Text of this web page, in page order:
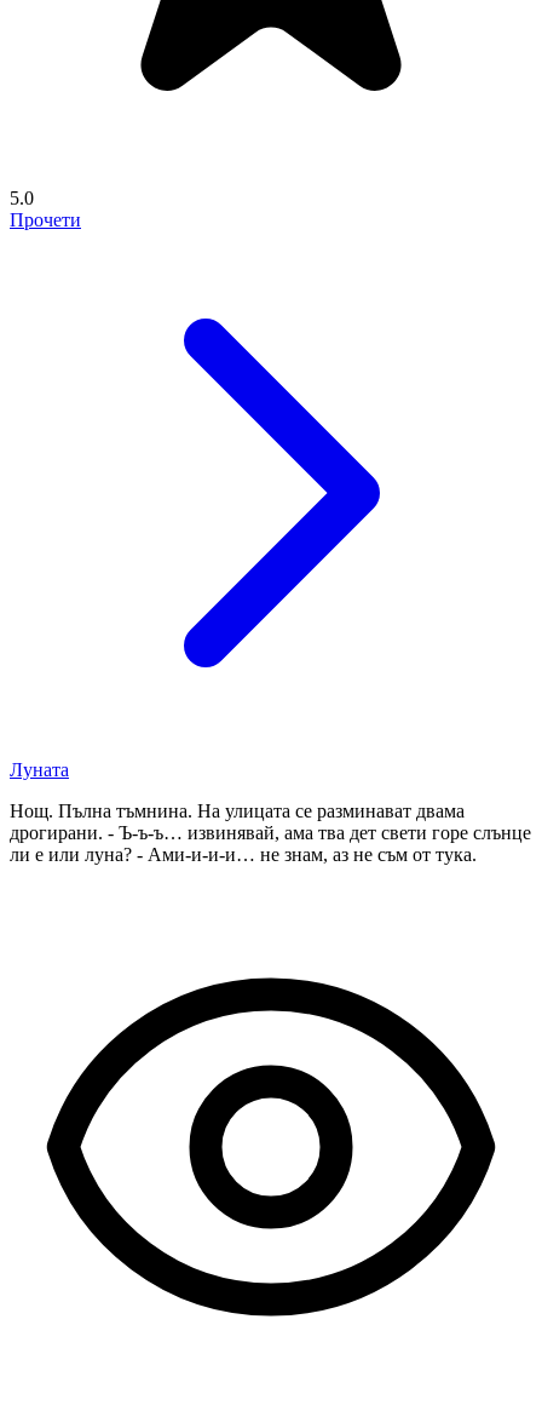
5.0
Прочети
Луната
Нощ. Пълна тъмнина. На улицата се разминават двама
дрогирани. - Ъ-ъ-ъ… извинявай, ама тва дет свети горе слънце
ли е или луна? - Ами-и-и-и… не знам, аз не съм от тука.